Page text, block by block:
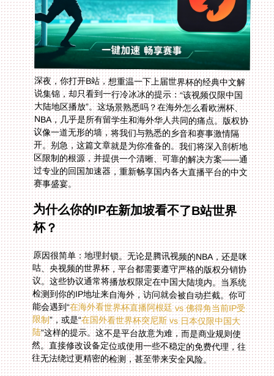
深夜，你打开B站，想重温一下上届世界杯的经典中文解
说集锦，却只看到一行冷冰冰的提示：“该视频仅限中国
大陆地区播放”。这场景熟悉吗？在海外怎么看欧洲杯、
NBA，几乎是所有留学生和海外华人共同的痛点。版权协
议像一道无形的墙，将我们与熟悉的乡音和赛事激情隔
开。别急，这篇文章就是为你准备的。我们将深入剖析地
区限制的根源，并提供一个清晰、可靠的解决方案——通
过专业的回国加速器，重新畅享国内各大直播平台的中文
赛事盛宴。
为什么你的IP在新加坡看不了B站世界
杯？
原因很简单：地理封锁。无论是腾讯视频的NBA，还是咪
咕、央视频的世界杯，平台都需要遵守严格的版权分销协
议。这些协议通常将播放权限定在中国大陆境内。当系统
检测到你的IP地址来自海外，访问就会被自动拦截。你可
能会遇到“在海外看世界杯直播阿根廷 vs 佛得角当前IP受
限制”，或是“在国外看世界杯突尼斯 vs 日本仅限中国大
陆”这样的提示。这不是平台故意为难，而是商业规则使
然。直接修改设备定位或使用一些不稳定的免费代理，往
往无法绕过更精密的检测，甚至带来安全风险。